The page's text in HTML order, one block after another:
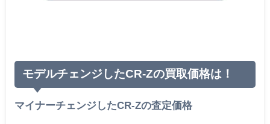
モデルチェンジしたCR-Zの買取価格は！
マイナーチェンジしたCR-Zの査定価格